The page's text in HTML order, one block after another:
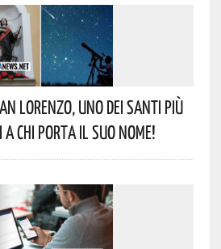
Lorenzo, Uno Dei Santi Più
Chi Porta Il Suo Nome!